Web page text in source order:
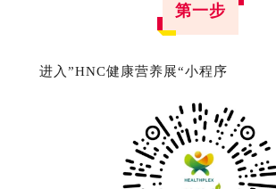
第一步
进入”HNC健康营养展“小程序